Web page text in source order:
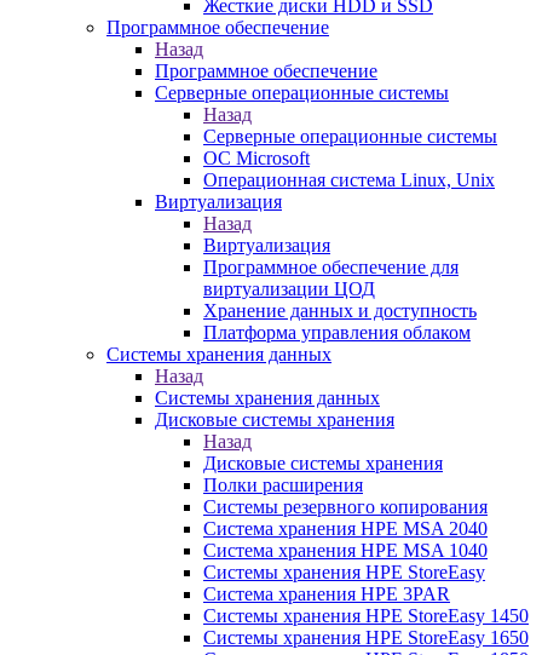
Жесткие диски HDD и SSD
Программное обеспечение
Назад
Программное обеспечение
Серверные операционные системы
Назад
Серверные операционные системы
ОС Microsoft
Операционная система Linux, Unix
Виртуализация
Назад
Виртуализация
Программное обеспечение для
виртуализации ЦОД
Хранение данных и доступность
Платформа управления облаком
Системы хранения данных
Назад
Системы хранения данных
Дисковые системы хранения
Назад
Дисковые системы хранения
Полки расширения
Системы резервного копирования
Система хранения HPE MSA 2040
Система хранения HPE MSA 1040
Системы хранения HPE StoreEasy
Система хранения HPE 3PAR
Системы хранения HPE StoreEasy 1450
Системы хранения HPE StoreEasy 1650